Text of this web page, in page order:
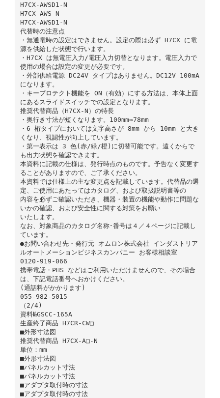
H7CX-AWSD1-N
H7CX-AWS-N
H7CX-AWSD1-N
代替時の注意点
・無通電時の設定はできません。設定の際は必ず H7CX に電
源を供給した状態で行います。
・H7CX は無電圧入力/電圧入力切替となります。電圧入力で
使用の場合は設定の変更が必要です。
・外部供給電源 DC24V タイプはありません。DC12V 100mA
になります。
・キープロテクト機能を ON（有効）にする方法は、本体上面
にあるスライドスイッチでの設定となります。
推奨代替商品（H7CX-N）の特長
・奥行き寸法が短くなります。100mm⇒78mm
・6 桁タイプにおいては文字高さが 8mm から 10mm と大き
くなり、視認性が向上しています。
・第一表示は 3 色(赤/緑/橙)に切替可能です。遠くからで
も出力状態を確認できます。
本資料に記載の仕様は、発行時点のものです。予告なく変更す
ることがありますので、ご了承ください。
本資料では仕様上の主な変更点を記載しています。代替品の選
定、ご使用にあたってはカタログ、および取扱説明書等の
内容を必ずご確認いただき、機器・装置の機能や動作に問題な
いかの確認、および安全性に関する対策をお願い
いたします。
なお、対象商品のカタログ名称･番号は４／４ページに記載し
ています。
●お問い合わせ先・発行元 オムロン株式会社 インダストリア
ルオートメーションビジネスカンパニー お客様相談室
0120-919-066
携帯電話・PHS などはご利用いただけませんので、その場合
は、下記電話番号へおかけください。
(通話料がかかります)
055-982-5015
（2/4)
資料№GSCC-165A
生産終了商品 H7CR-CW□
■外形寸法図
推奨代替商品 H7CX-A□-N
単位：mm
■外形寸法図
■パネルカット寸法
■パネルカット寸法
■アダプタ取付時の寸法
■アダプタ取付時の寸法